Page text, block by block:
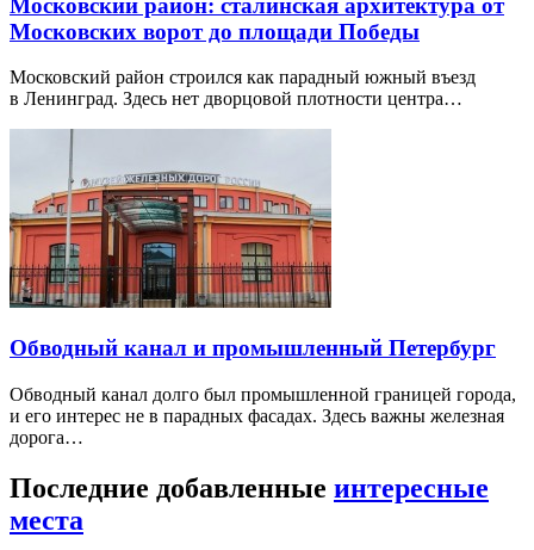
Московских ворот до площади Победы
Московский район строился как парадный южный въезд
в Ленинград. Здесь нет дворцовой плотности центра…
Обводный канал и промышленный Петербург
Обводный канал долго был промышленной границей города,
и его интерес не в парадных фасадах. Здесь важны железная
дорога…
Последние добавленные интересные
места